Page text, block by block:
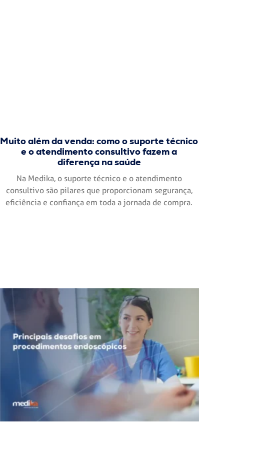
Muito além da venda: como o suporte técnico
e o atendimento consultivo fazem a
diferença na saúde
Na Medika, o suporte técnico e o atendimento
consultivo são pilares que proporcionam segurança,
eficiência e confiança em toda a jornada de compra.